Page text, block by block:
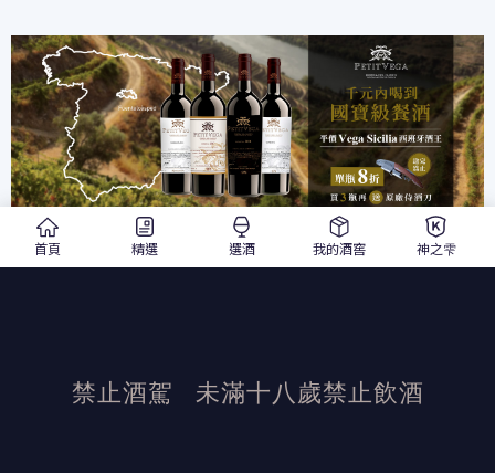
首頁 精選 選酒 我的酒窖 神之雫
禁止酒駕 未滿十八歲禁止飲酒